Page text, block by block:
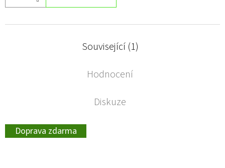
Související (1)
Hodnocení
Diskuze
Doprava zdarma